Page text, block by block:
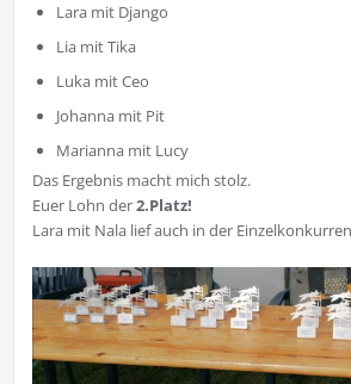
Lara mit Django
Lia mit Tika
Luka mit Ceo
Johanna mit Pit
Marianna mit Lucy
Das Ergebnis macht mich stolz.
Euer Lohn der2.Platz!
Lara mit Nala lief auch in der